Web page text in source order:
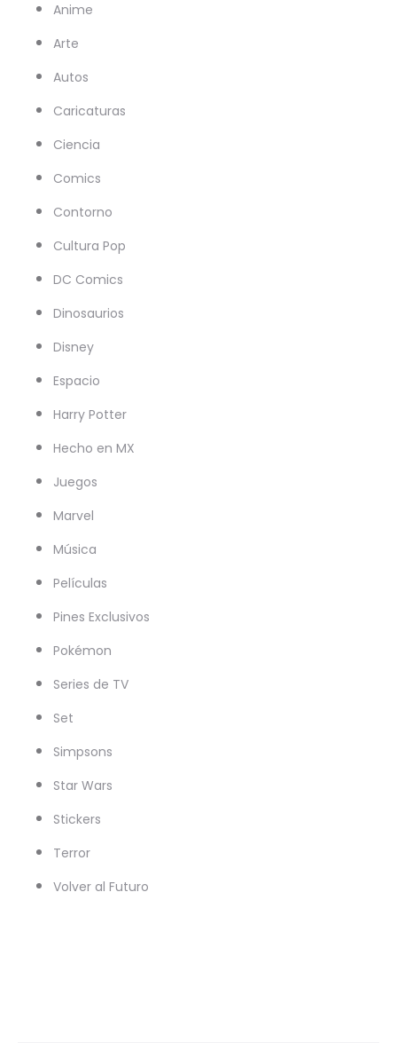
Anime
Arte
Autos
Caricaturas
Ciencia
Comics
Contorno
Cultura Pop
DC Comics
Dinosaurios
Disney
Espacio
Harry Potter
Hecho en MX
Juegos
Marvel
Música
Películas
Pines Exclusivos
Pokémon
Series de TV
Set
Simpsons
Star Wars
Stickers
Terror
Volver al Futuro